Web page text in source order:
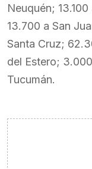
Neuquén;
13.700 a San
Santa Cruz;
del Estero;
Tucumán.